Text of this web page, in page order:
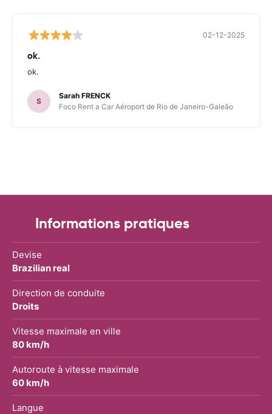
02-12-2025
ok.
ok.
S
Sarah FRENCK
Foco Rent a Car Aéroport de Rio de Janeiro-Galeão
Informations pratiques
Devise
Brazilian real
Direction de conduite
Droits
Vitesse maximale en ville
80 km/h
Autoroute à vitesse maximale
60 km/h
Langue